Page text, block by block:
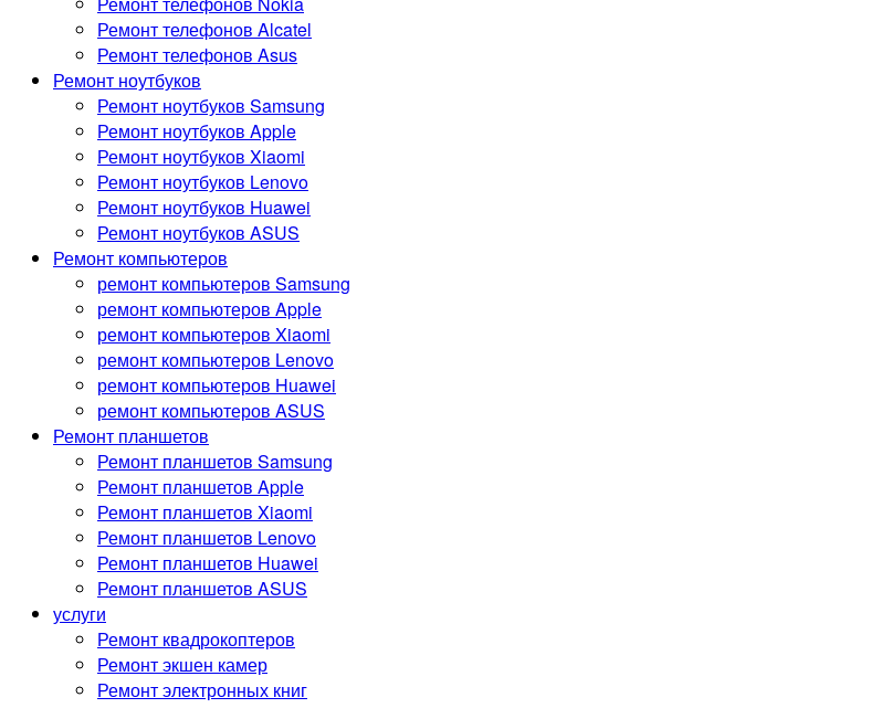
Ремонт телефонов Alcatel
Ремонт телефонов Asus
Ремонт ноутбуков
Ремонт ноутбуков Samsung
Ремонт ноутбуков Apple
Ремонт ноутбуков Xiaomi
Ремонт ноутбуков Lenovo
Ремонт ноутбуков Huawei
Ремонт ноутбуков ASUS
Ремонт компьютеров
ремонт компьютеров Samsung
ремонт компьютеров Apple
ремонт компьютеров Xiaomi
ремонт компьютеров Lenovo
ремонт компьютеров Huawei
ремонт компьютеров ASUS
Ремонт планшетов
Ремонт планшетов Samsung
Ремонт планшетов Apple
Ремонт планшетов Xiaomi
Ремонт планшетов Lenovo
Ремонт планшетов Huawei
Ремонт планшетов ASUS
услуги
Ремонт квадрокоптеров
Ремонт экшен камер
Ремонт электронных книг